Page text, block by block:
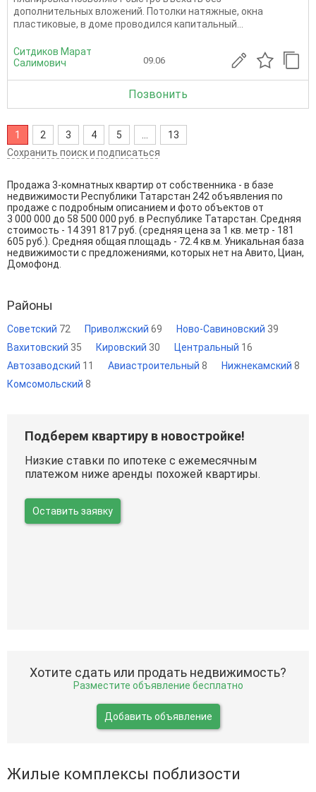
дополнительных вложений. Потолки натяжные, окна
пластиковые, в доме проводился капитальный...
Ситдиков Марат
Салимович
09.06
Позвонить
1 2 3 4 5
13
Сохранить поиск и подписаться
Продажа 3-комнатных квартир от собственника - в базе
недвижимости Республики Татарстан 242 объявления по
продаже с подробным описанием и фото объектов от
3 000 000 до 58 500 000 руб. в Республике Татарстан. Средняя
стоимость - 14 391 817 руб. (средняя цена за 1 кв. метр - 181
605 руб.). Средняя общая площадь - 72.4 кв.м. Уникальная база
недвижимости с предложениями, которых нет на Авито, Циан,
Домофонд.
Районы
Советский 72 Приволжский 69 Ново-Савиновский 39
Вахитовский 35 Кировский 30 Центральный 16
Автозаводский 11 Авиастроительный 8 Нижнекамский 8
Комсомольский 8
Подберем квартиру в новостройке!
Низкие ставки по ипотеке с ежемесячным
платежом ниже аренды похожей квартиры.
Оставить заявку
Хотите сдать или продать недвижимость?
Разместите объявление бесплатно
Добавить объявление
Жилые комплексы поблизости